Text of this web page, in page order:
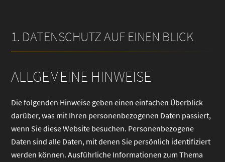
1. DATENSCHUTZ AUF EINEN BLICK
ALLGEMEINE HINWEISE
Die folgenden Hinweise geben einen einfachen Überblick
darüber, was mit Ihren personenbezogenen Daten passiert,
wenn Sie diese Website besuchen. Personenbezogene
Daten sind alle Daten, mit denen Sie persönlich identifiziert
werden können. Ausführliche Informationen zum Thema